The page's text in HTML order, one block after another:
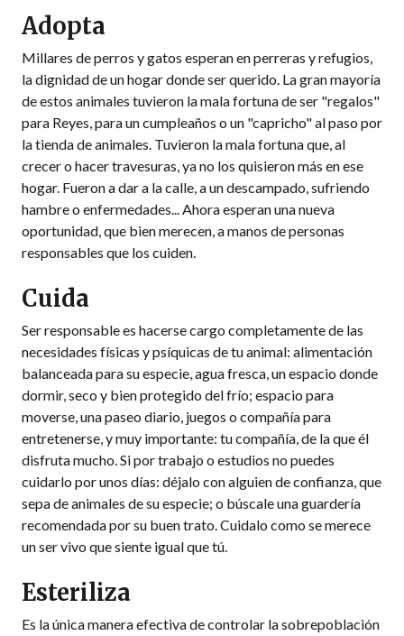
Adopta
Millares de perros y gatos esperan en perreras y refugios,
la dignidad de un hogar donde ser querido. La gran mayoría
de estos animales tuvieron la mala fortuna de ser "regalos"
para Reyes, para un cumpleaños o un "capricho" al paso por
la tienda de animales. Tuvieron la mala fortuna que, al
crecer o hacer travesuras, ya no los quisieron más en ese
hogar. Fueron a dar a la calle, a un descampado, sufriendo
hambre o enfermedades... Ahora esperan una nueva
oportunidad, que bien merecen, a manos de personas
responsables que los cuiden.
Cuida
Ser responsable es hacerse cargo completamente de las
necesidades físicas y psíquicas de tu animal: alimentación
balanceada para su especie, agua fresca, un espacio donde
dormir, seco y bien protegido del frío; espacio para
moverse, una paseo diario, juegos o compañía para
entretenerse, y muy importante: tu compañía, de la que él
disfruta mucho. Si por trabajo o estudios no puedes
cuidarlo por unos días: déjalo con alguien de confianza, que
sepa de animales de su especie; o búscale una guardería
recomendada por su buen trato. Cuidalo como se merece
un ser vivo que siente igual que tú.
Esteriliza
Es la única manera efectiva de controlar la sobrepoblación